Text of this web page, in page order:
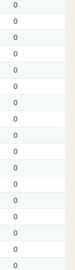
0
0
0
0
0
0
0
0
0
0
0
0
0
0
0
0
0